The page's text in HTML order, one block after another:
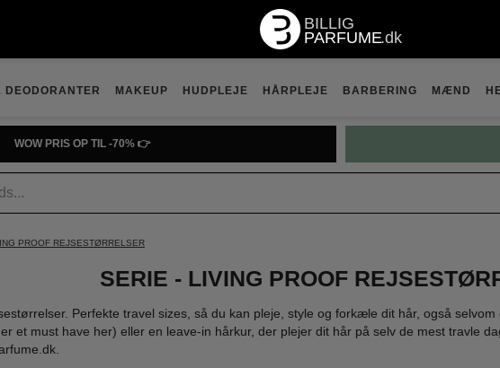
DEODORANTER MAKEUP HUDPLEJE HÅRPLEJE BARBERING MÆND
WOW PRIS OP TIL -70% 👉
PROOF REJSESTØRRELSER
SERIE - LIVING PROOF
Perfekte travel sizes, så du kan pleje, style og forkæle dit hår, også
et must have her) eller en leave-in hårkur, der plejer dit hår på selv de mest travle